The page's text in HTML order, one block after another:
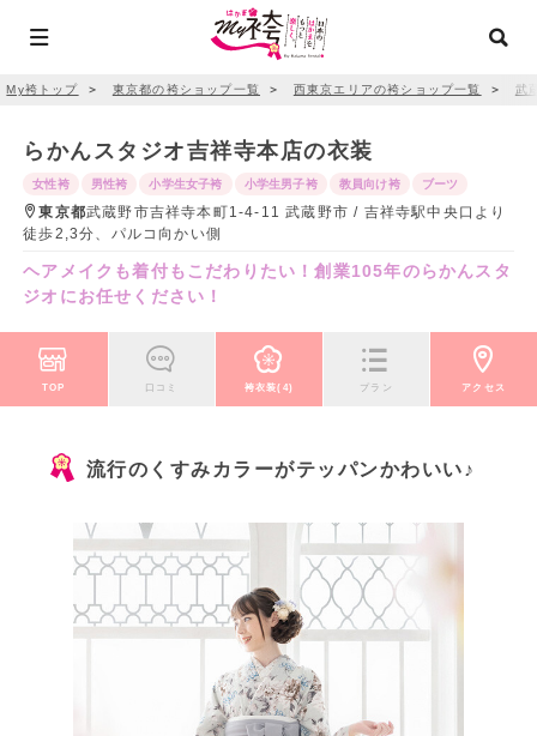
My袴トップ ＞ 東京都の袴ショップ一覧 ＞ 西東京エリアの袴ショップ一覧 ＞ 武
らかんスタジオ吉祥寺本店の衣装
女性袴 男性袴 小学生女子袴 小学生男子袴 教員向け袴 ブーツ
東京都武蔵野市吉祥寺本町1-4-11 武蔵野市 / 吉祥寺駅中央口より
徒歩2,3分、パルコ向かい側
ヘアメイクも着付もこだわりたい！創業105年のらかんスタ
ジオにお任せください！
TOP 口コミ 袴衣装(4) プラン アクセス
流行のくすみカラーがテッパンかわいい♪